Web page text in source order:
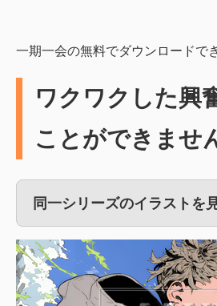
一期一会の無料でダウンロードで
ワクワクした興
ことができませ
同一シリーズのイラストを